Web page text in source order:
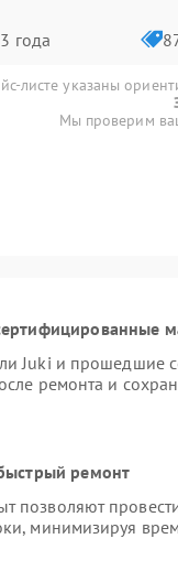
3 года
листе указаны
Мы проверим
Juki и прошедшие
ремонта и
ремонт
минимизируя